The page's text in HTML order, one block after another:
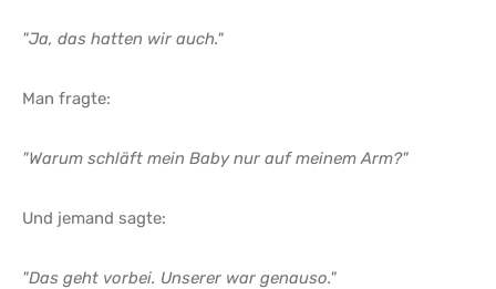
"Ja, das hatten wir auch."
Man fragte:
"Warum schläft mein Baby nur auf meinem Arm?"
Und jemand sagte:
"Das geht vorbei. Unserer war genauso."